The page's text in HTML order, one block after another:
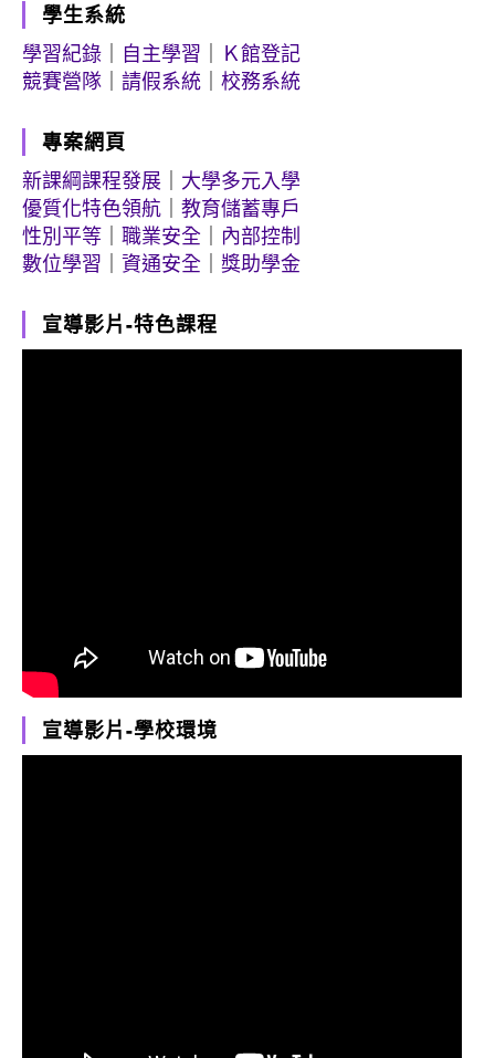
學生系統
學習紀錄
自主學習
Ｋ館登記
競賽營隊
請假系統 校務系統
專案網頁
新課綱課程發展
大學多元入學
優質化特色領航
教育儲蓄專戶
性別平等
職業安全
內部控制
數位學習
資通安全 獎助學金
宣導影片-特色課程
宣導影片-學校環境